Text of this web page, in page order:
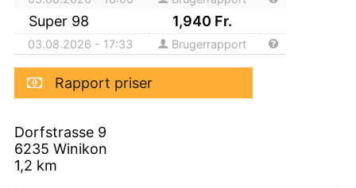
Super 98 1,940 Fr.
03.08.2026 - 17:33 Brugerrapport
Rapport priser
Dorfstrasse 9
6235 Winikon
1,2 km